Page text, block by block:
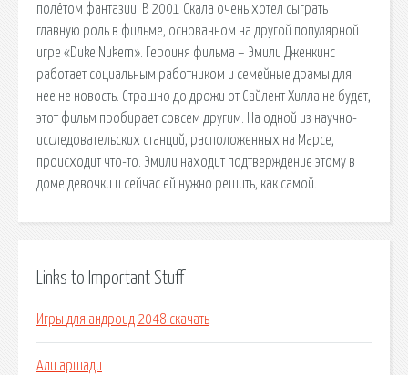
полётом фантазии. В 2001 Скала очень хотел сыграть
главную роль в фильме, основанном на другой популярной
игре «Duke Nukem». Героиня фильма – Эмили Дженкинс
работает социальным работником и семейные драмы для
нее не новость. Страшно до дрожи от Сайлент Хилла не будет,
этот фильм пробирает совсем другим. На одной из научно-
исследовательских станций, расположенных на Марсе,
происходит что-то. Эмили находит подтверждение этому в
доме девочки и сейчас ей нужно решить, как самой.
Links to Important Stuff
Игры для андроид 2048 скачать
Али аршади